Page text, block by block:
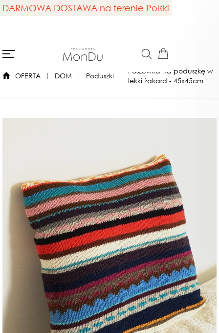
DARMOWA DOSTAWA na terenie Polski
OFERTA DOM Poduszki
Poszewka na poduszkę w
lekki żakard - 45x45cm